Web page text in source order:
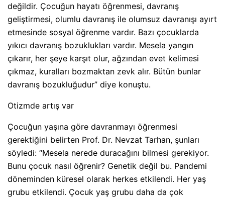
değildir. Çocuğun hayatı öğrenmesi, davranış
geliştirmesi, olumlu davranış ile olumsuz davranışı ayırt
etmesinde sosyal öğrenme vardır. Bazı çocuklarda
yıkıcı davranış bozuklukları vardır. Mesela yangın
çıkarır, her şeye karşıt olur, ağzından evet kelimesi
çıkmaz, kuralları bozmaktan zevk alır. Bütün bunlar
davranış bozukluğudur” diye konuştu.
Otizmde artış var
Çocuğun yaşına göre davranmayı öğrenmesi
gerektiğini belirten Prof. Dr. Nevzat Tarhan, şunları
söyledi: “Mesela nerede duracağını bilmesi gerekiyor.
Bunu çocuk nasıl öğrenir? Genetik değil bu. Pandemi
döneminden küresel olarak herkes etkilendi. Her yaş
grubu etkilendi. Çocuk yaş grubu daha da çok